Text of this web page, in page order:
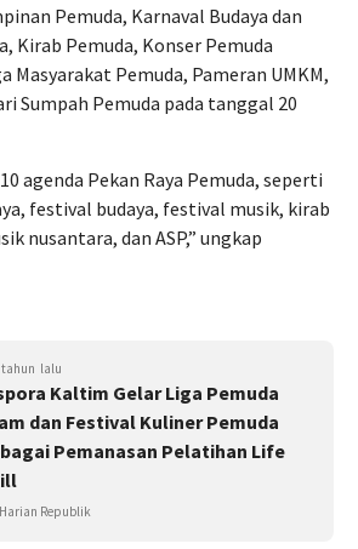
Pemuda, Karnaval Budaya dan
Kirab Pemuda, Konser Pemuda
Masyarakat Pemuda, Pameran UMKM,
Sumpah Pemuda pada tanggal 20
agenda Pekan Raya Pemuda, seperti
festival budaya, festival musik, kirab
nusantara, dan ASP,” ungkap
tahun lalu
Kaltim Gelar Liga Pemuda
dan Festival Kuliner Pemuda
Pemanasan Pelatihan Life
Harian Republik